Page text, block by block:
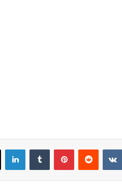
X LinkedInTumblr PinterestReddit